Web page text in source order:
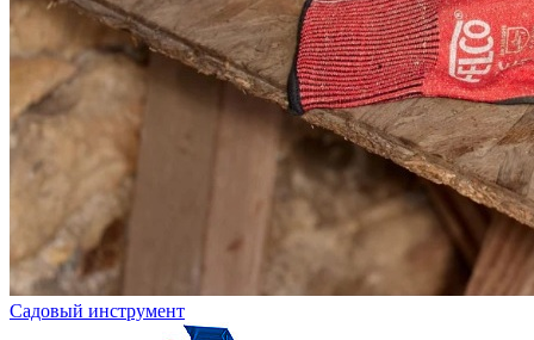
Садовый инструмент